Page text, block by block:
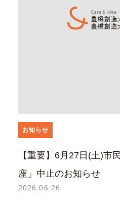
お知らせ
【重要】6月27日(土)市
座」中止のお知らせ
2026.06.26